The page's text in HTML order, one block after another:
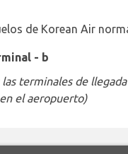
de Korean Air
- b
las terminales de
el aeropuerto)